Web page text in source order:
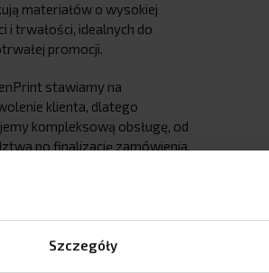
Szczegóły
materiałów o wysokiej
i trwałości, idealnych do
promocji.
stawiamy na
klienta, dlatego
kompleksową obsługę, od
po finalizację zamówienia.
będzie zrealizowany z
starannością. Wybierając